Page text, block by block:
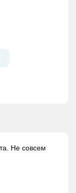
Не совсем